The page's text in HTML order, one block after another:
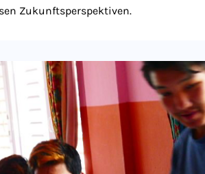
Zukunftsperspektiven.